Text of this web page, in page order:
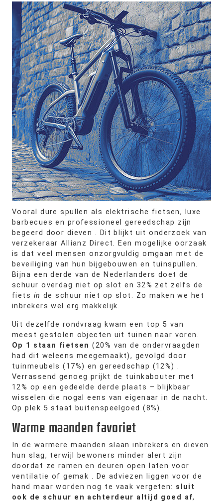
Vooral dure spullen als elektrische fietsen, luxe
barbecues en professioneel gereedschap zijn
begeerd door dieven . Dit blijkt uit onderzoek van
verzekeraar Allianz Direct. Een mogelijke oorzaak
is dat veel mensen onzorgvuldig omgaan met de
beveiliging van hun bijgebouwen en tuinspullen.
Bijna een derde van de Nederlanders doet de
schuur overdag niet op slot en 32% zet zelfs de
fiets in de schuur niet op slot. Zo maken we het
inbrekers wel erg makkelijk.
Uit dezelfde rondvraag kwam een top 5 van
meest gestolen objecten uit tuinen naar voren.
Op 1 staan fietsen (20% van de ondervraagden
had dit weleens meegemaakt), gevolgd door
tuinmeubels (17%) en gereedschap (12%) .
Verrassend genoeg prijkt de tuinkabouter met
12% op een gedeelde derde plaats – blijkbaar
wisselen die nogal eens van eigenaar in de nacht.
Op plek 5 staat buitenspeelgoed (8%).
Warme maanden favoriet
In de warmere maanden slaan inbrekers en dieven
hun slag, terwijl bewoners minder alert zijn
doordat ze ramen en deuren open laten voor
ventilatie of gemak . De adviezen liggen voor de
hand maar worden nog te vaak vergeten: sluit
ook de schuur en achterdeur altijd goed af,